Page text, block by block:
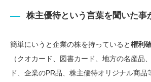
株主優待という言葉を聞いた事
簡単にいうと企業の株を持っていると権利
（クオカード、図書カード、地方の名産品
ド、企業のPR品、株主優待オリジナル商品